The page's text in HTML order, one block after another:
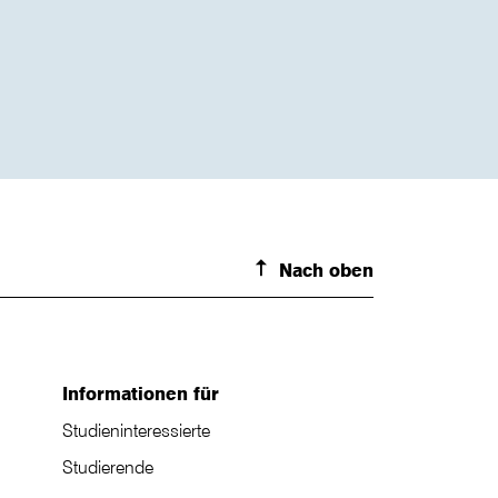
Nach oben
Informationen für
Studieninteressierte
Studierende